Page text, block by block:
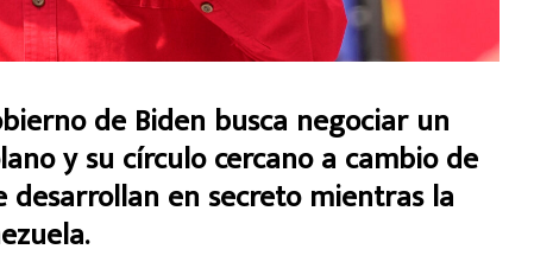
de Biden busca negociar un
y su círculo cercano a cambio de
desarrollan en secreto mientras la